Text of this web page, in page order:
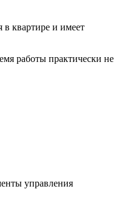
квартире и имеет
работы практически не
управления